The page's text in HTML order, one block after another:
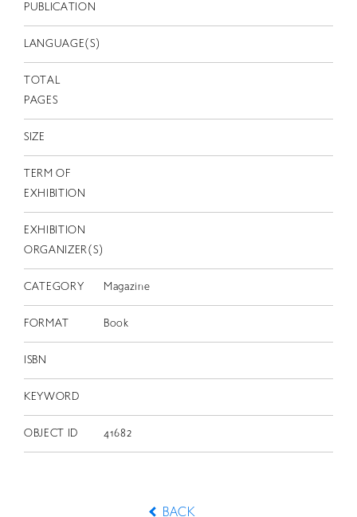
PUBLICATION
LANGUAGE(S)
TOTAL
PAGES
SIZE
TERM OF
EXHIBITION
EXHIBITION
ORGANIZER(S)
CATEGORY Magazine
FORMAT Book
ISBN
KEYWORD
OBJECT ID 41682
BACK